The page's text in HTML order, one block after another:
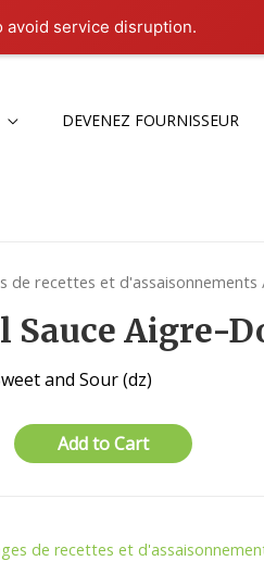
avoid service disruption.
DEVENEZ FOURNISSEUR
de recettes et d'assaisonnements
Sauce Aigre-
and Sour (dz)
Add to Cart
de recettes et